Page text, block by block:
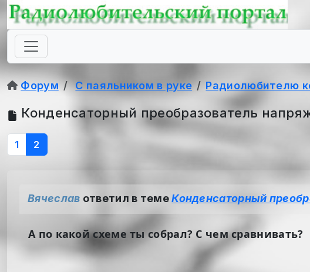
Форум С паяльником в руке Радиолюбителю
Конденсаторный преобразователь
1 2
Вячеслав ответил в темеКонденсаторный
А по какой схеме ты собрал? С чем сравнивать?